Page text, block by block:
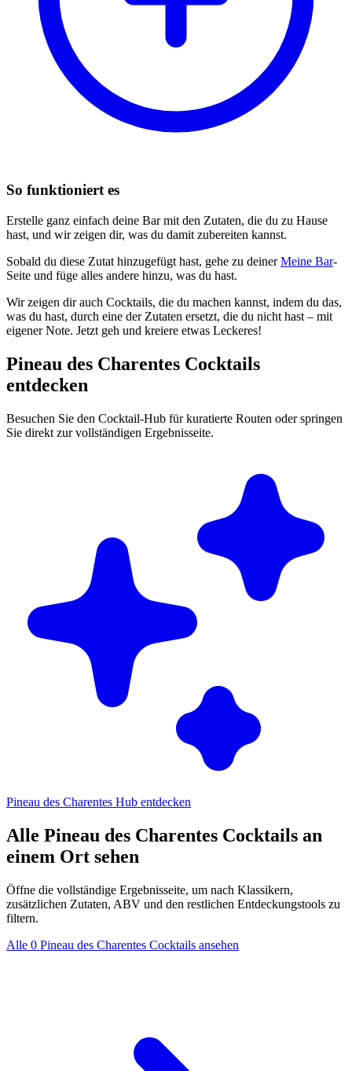
So funktioniert es
Erstelle ganz einfach deine Bar mit den Zutaten, die du zu Hause
hast, und wir zeigen dir, was du damit zubereiten kannst.
Sobald du diese Zutat hinzugefügt hast, gehe zu deinerMeine Bar-
Seite und füge alles andere hinzu, was du hast.
Wir zeigen dir auch Cocktails, die du machen kannst, indem du das,
was du hast, durch eine der Zutaten ersetzt, die du nicht hast – mit
eigener Note. Jetzt geh und kreiere etwas Leckeres!
Pineau des Charentes Cocktails
entdecken
Besuchen Sie den Cocktail-Hub für kuratierte Routen oder springen
Sie direkt zur vollständigen Ergebnisseite.
Pineau des Charentes Hub entdecken
Alle Pineau des Charentes Cocktails an
einem Ort sehen
Öffne die vollständige Ergebnisseite, um nach Klassikern,
zusätzlichen Zutaten, ABV und den restlichen Entdeckungstools zu
filtern.
Alle 0 Pineau des Charentes Cocktails ansehen